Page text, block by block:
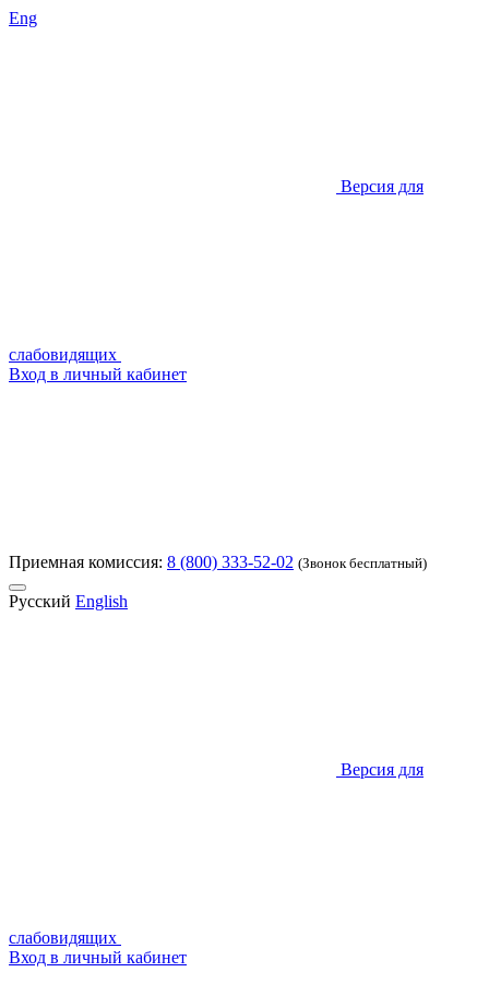
Eng
Версия для
слабовидящих
Вход в личный кабинет
Приемная комиссия: 8 (800) 333-52-02 (Звонок бесплатный)
Русский English
Версия для
слабовидящих
Вход в личный кабинет